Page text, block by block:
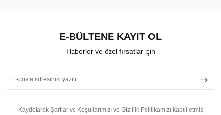
E-BÜLTENE KAYIT OL
Haberler ve özel fırsatlar için
Kaydolarak Şartlar ve Koşullarımızı ve Gizlilik Politikamızı kabul etmiş